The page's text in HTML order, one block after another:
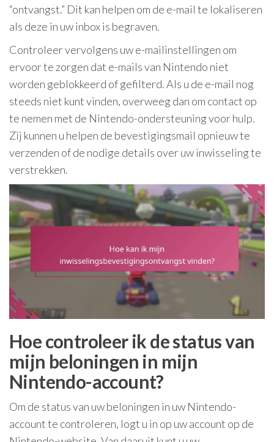
“ontvangst.” Dit kan helpen om de e-mail te lokaliseren
als deze in uw inbox is begraven.
Controleer vervolgens uw e-mailinstellingen om
ervoor te zorgen dat e-mails van Nintendo niet
worden geblokkeerd of gefilterd. Als u de e-mail nog
steeds niet kunt vinden, overweeg dan om contact op
te nemen met de Nintendo-ondersteuning voor hulp.
Zij kunnen u helpen de bevestigingsmail opnieuw te
verzenden of de nodige details over uw inwisseling te
verstrekken.
Hoe controleer ik de status van
mijn beloningen in mijn
Nintendo-account?
Om de status van uw beloningen in uw Nintendo-
account te controleren, logt u in op uw account op de